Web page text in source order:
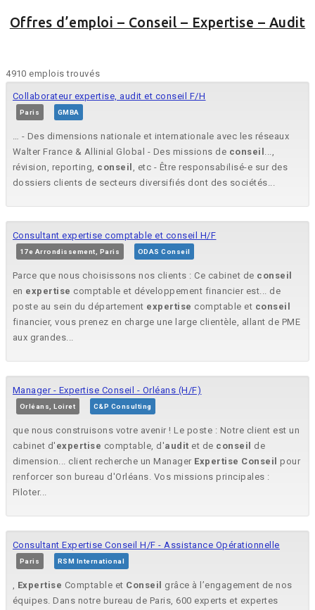
Offres d’emploi – Conseil – Expertise – Audit
4910 emplois trouvés
Collaborateur expertise, audit et conseil F/H
Paris GMBA
… - Des dimensions nationale et internationale avec les réseaux
Walter France & Allinial Global - Des missions de conseil ...,
révision, reporting, conseil , etc - Être responsabilisé-e sur des
dossiers clients de secteurs diversifiés dont des sociétés...
Consultant expertise comptable et conseil H/F
17e Arrondissement, Paris ODAS Conseil
Parce que nous choisissons nos clients : Ce cabinet de conseil
en expertise comptable et développement financier est... de
poste au sein du département expertise comptable et conseil
financier, vous prenez en charge une large clientèle, allant de PME
aux grandes...
Manager - Expertise Conseil - Orléans (H/F)
Orléans, Loiret C&P Consulting
que nous construisons votre avenir ! Le poste : Notre client est un
cabinet d' expertise comptable, d'audit et de conseil
de
dimension... client recherche un Manager Expertise Conseil pour
renforcer son bureau d'Orléans. Vos missions principales :
Piloter...
Consultant Expertise Conseil H/F - Assistance Opérationnelle
Paris RSM International
, Expertise Comptable et Conseil
grâce à l’engagement de nos
équipes. Dans notre bureau de Paris, 600 experts et expertes